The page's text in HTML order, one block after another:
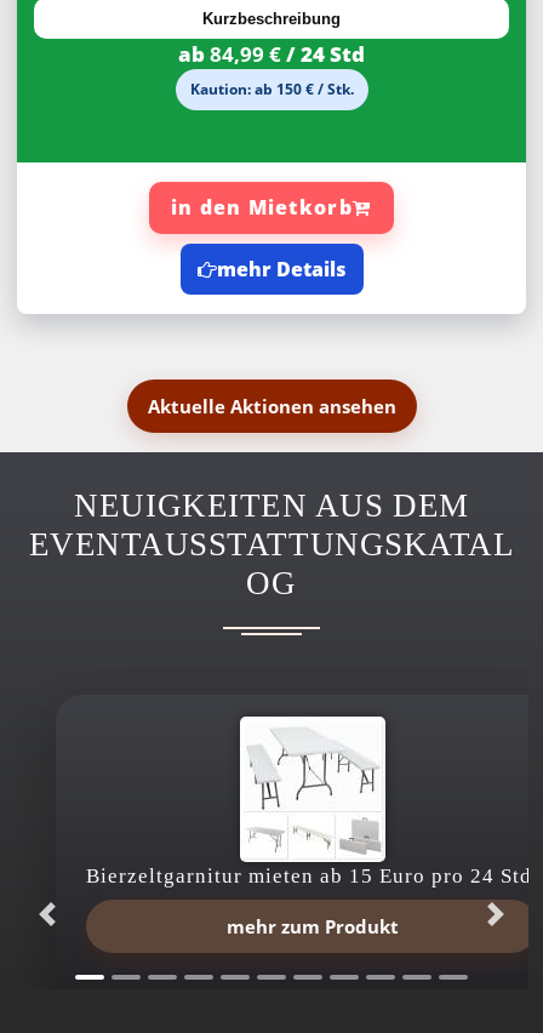
20%
Rabatt Kurzbeschreibung
ab84,99 €/ 24 Std
Kaution: ab 150 € / Stk.
in den Mietkorb
mehr Details
Aktuelle Aktionen ansehen
NEUIGKEITEN AUS DEM
EVENTAUSSTATTUNGSKATAL
OG
Bierzeltgarnitur mieten ab 15 Euro pro 24 Std.
mehr zum Produkt